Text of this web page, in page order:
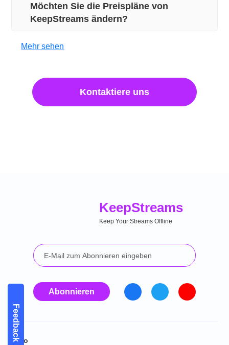
Möchten Sie die Preispläne von
KeepStreams ändern?
Mehr sehen
Kontaktiere uns
Feedback
KeepStreams
Keep Your Streams Offline
Abonnieren
Video